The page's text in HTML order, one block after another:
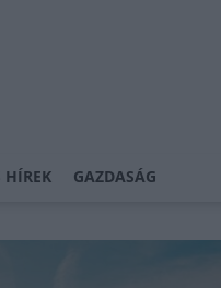
HÍREK GAZDASÁG